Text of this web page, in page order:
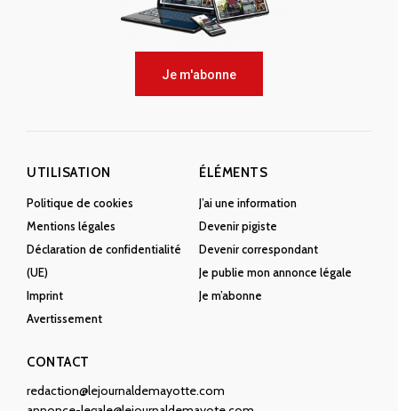
Je m'abonne
UTILISATION
Politique de cookies
Mentions légales
Déclaration de confidentialité
(UE)
Imprint
Avertissement
ÉLÉMENTS
J’ai une information
Devenir pigiste
Devenir correspondant
Je publie mon annonce légale
Je m’abonne
CONTACT
redaction@lejournaldemayotte.com